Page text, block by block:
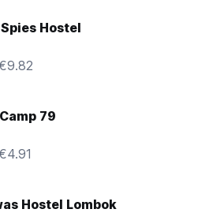
Hostel
79
Hostel Lombok